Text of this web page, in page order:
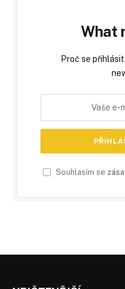
What
Proč se
Souhlasím se